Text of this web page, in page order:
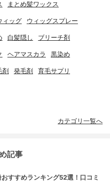
まとめ髪ワックス
ィッグ ウィッグスプレー
白髪隠し ブリーチ剤
ヘアマスカラ 黒染め
剤 発毛剤 育毛サプリ
カテゴリ一覧へ
記事
すすめランキング52選！口コミ